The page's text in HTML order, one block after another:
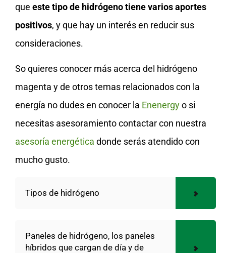
que este tipo de hidrógeno tiene varios aportes
positivos, y que hay un interés en reducir sus
consideraciones.
So quieres conocer más acerca del hidrógeno
magenta y de otros temas relacionados con la
energía no dudes en conocer la Enenergyo si
necesitas asesoramiento contactar con nuestra
asesoría energética donde serás atendido con
mucho gusto.
Tipos de hidrógeno
Paneles de hidrógeno, los paneles
híbridos que cargan de día y de